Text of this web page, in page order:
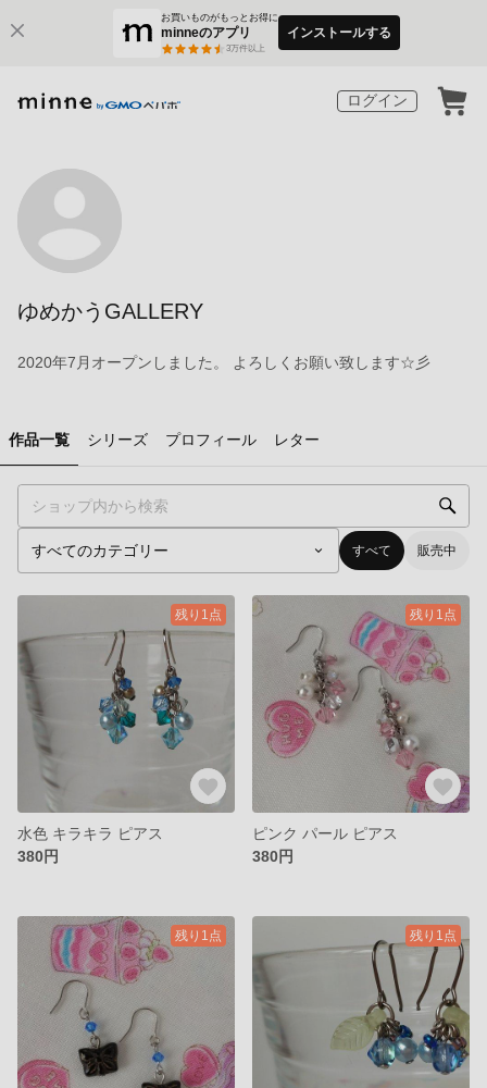
お買いものがもっとお得に
minneのアプリ
3万件以上
インストールする
ログイン
ゆめかうGALLERY
2020年7月オープンしました。 よろしくお願い致します☆彡
作品一覧 シリーズ プロフィール レター
すべて 販売中
残り1点
水色 キラキラ ピアス
380円
残り1点
ピンク パール ピアス
380円
残り1点 残り1点